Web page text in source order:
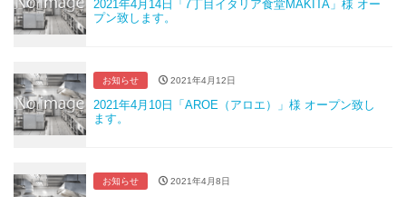
2021年4月14日「7丁目イタリア食堂MAKITA」様 オー
プン致します。
お知らせ 2021年4月12日
2021年4月10日「AROE（アロエ）」様 オープン致し
ます。
お知らせ 2021年4月8日